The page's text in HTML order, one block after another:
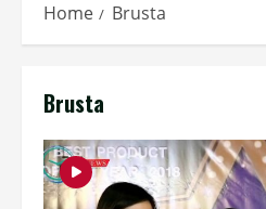
Home Brusta
Brusta